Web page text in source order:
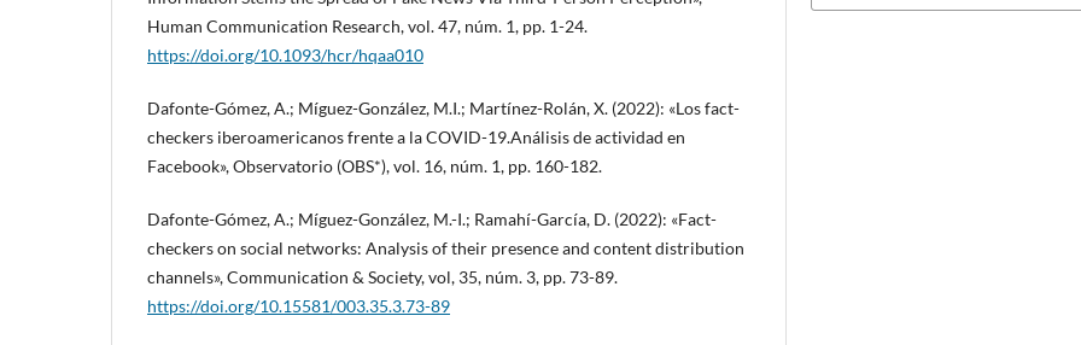
Human Communication Research, vol. 47, núm. 1, pp. 1-24.
https://doi.org/10.1093/hcr/hqaa010
Dafonte-Gómez, A.; Míguez-González, M.I.; Martínez-Rolán, X. (2022): «Los fact-
checkers iberoamericanos frente a la COVID-19.Análisis de actividad en
Facebook», Observatorio (OBS*), vol. 16, núm. 1, pp. 160-182.
Dafonte-Gómez, A.; Míguez-González, M.-I.; Ramahí-García, D. (2022): «Fact-
checkers on social networks: Analysis of their presence and content distribution
channels», Communication & Society, vol, 35, núm. 3, pp. 73-89.
https://doi.org/10.15581/003.35.3.73-89